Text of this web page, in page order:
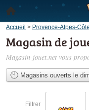
Accueil > Provence-Alpes-
Magasin de
Magasin-jouet.net vous
Magasins ouverts le
Filtrer